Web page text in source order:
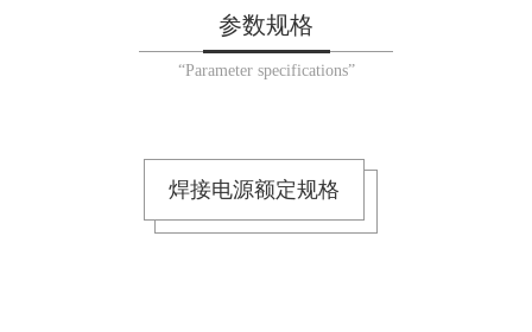
参数规格
“Parameter specifications”
焊接电源额定规格